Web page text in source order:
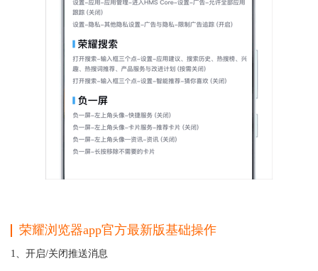
荣耀浏览器app官方最新版基础操作
1、开启/关闭推送消息